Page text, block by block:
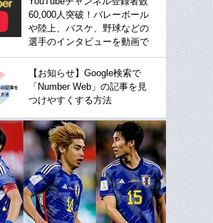
60,000人突破！バレーボール
や陸上、バスケ、野球などの
選手のインタビューを動画で
【お知らせ】Google検索で
「Number Web」の記事を見
つけやすくする方法